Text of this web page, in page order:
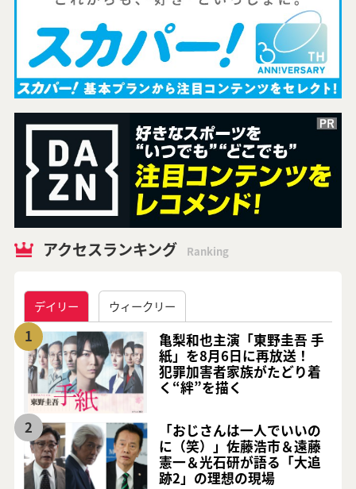
アクセスランキング Ranking
デイリー ウィークリー
1
亀梨和也主演「東野圭吾 手
紙」を8月6日に再放送！
犯罪加害者家族がたどり着
く“絆”を描く
2
「おじさんは一人でいいの
に（笑）」佐藤浩市＆遠藤
憲一＆光石研が語る「大追
跡2」の理想の現場